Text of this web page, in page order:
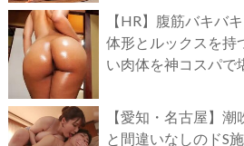
【HR】腹筋バキバ
体形とルックスを持
い肉体を神コスパで
【愛知・名古屋】
と間違いなしのドS